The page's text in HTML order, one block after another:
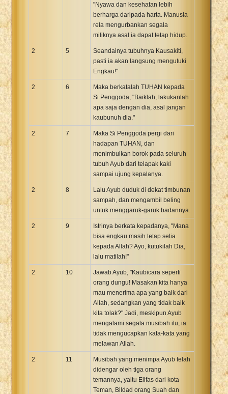
"Nyawa dan kesehatan lebih
berharga daripada harta. Manusia
rela mengurbankan segala
miliknya asal ia dapat tetap hidup.
2 5
Seandainya tubuhnya Kausakiti,
pasti ia akan langsung mengutuki
Engkau!"
2 6
Maka berkatalah TUHAN kepada
Si Penggoda, "Baiklah, lakukanlah
apa saja dengan dia, asal jangan
kaubunuh dia."
2 7
Maka Si Penggoda pergi dari
hadapan TUHAN, dan
menimbulkan borok pada seluruh
tubuh Ayub dari telapak kaki
sampai ujung kepalanya.
2 8
Lalu Ayub duduk di dekat timbunan
sampah, dan mengambil beling
untuk menggaruk-garuk badannya.
2 9
Istrinya berkata kepadanya, "Mana
bisa engkau masih tetap setia
kepada Allah? Ayo, kutukilah Dia,
lalu matilah!"
2 10
Jawab Ayub, "Kaubicara seperti
orang dungu! Masakan kita hanya
mau menerima apa yang baik dari
Allah, sedangkan yang tidak baik
kita tolak?" Jadi, meskipun Ayub
mengalami segala musibah itu, ia
tidak mengucapkan kata-kata yang
melawan Allah.
2 11
Musibah yang menimpa Ayub telah
didengar oleh tiga orang
temannya, yaitu Elifas dari kota
Teman, Bildad orang Suah dan